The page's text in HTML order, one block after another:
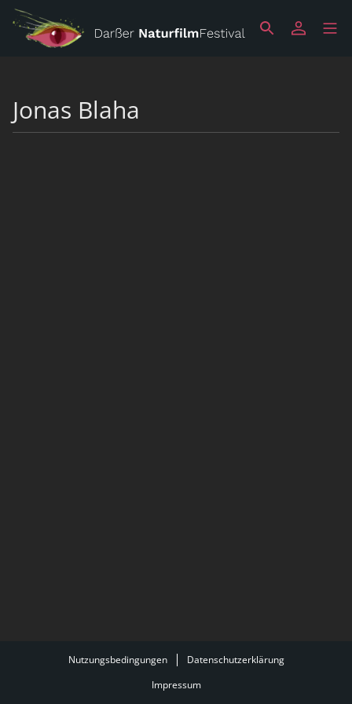
Jonas Blaha
Nutzungsbedingungen
Datenschutzerklärung
Impressum